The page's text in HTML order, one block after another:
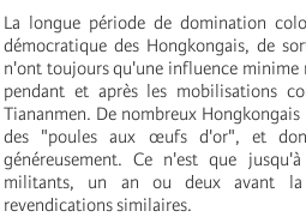
La longue période de domination
démocratique des Hongkongais, de
n'ont toujours qu'une influence minime
pendant et après les mobilisations
Tiananmen. De nombreux
des "poules aux œufs d'or", et
généreusement. Ce n'est que
militants, un an ou deux avant
revendications similaires.